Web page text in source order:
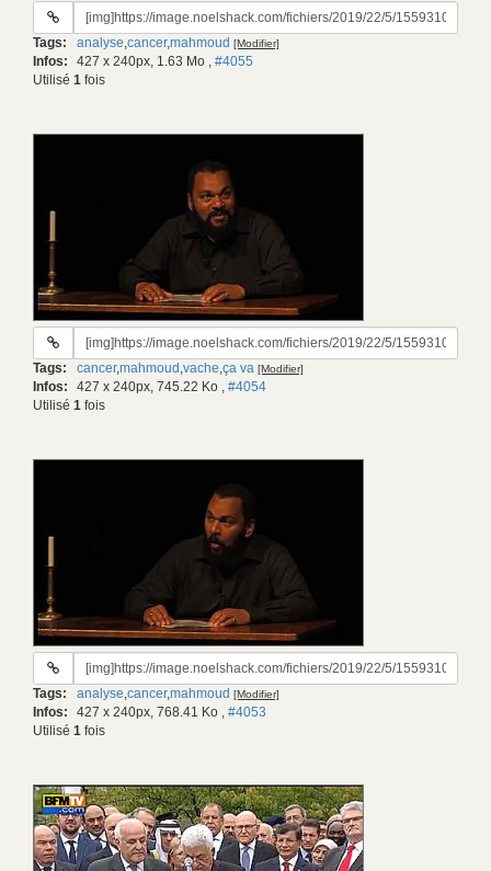
URL
gif:
Tags: analyse,cancer,mahmoud [Modifier]
Infos: 427 x 240px, 1.63 Mo , #4055
Utilisé 1 fois
URL
gif:
Tags: cancer,mahmoud ,vache,ça va [Modifier]
Infos: 427 x 240px, 745.22 Ko , #4054
Utilisé 1 fois
URL
gif:
Tags: analyse,cancer,mahmoud [Modifier]
Infos: 427 x 240px, 768.41 Ko , #4053
Utilisé 1 fois